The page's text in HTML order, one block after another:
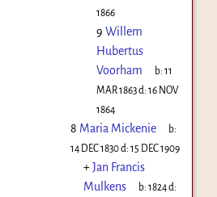
1866
9 Willem
Hubertus
Voorham
b:11
MAR 1863d: 16 NOV
1864
8 Maria Mickenie
b:
14 DEC 1830d: 15 DEC 1909
+Jan Francis
Mulkens
b:1824d: